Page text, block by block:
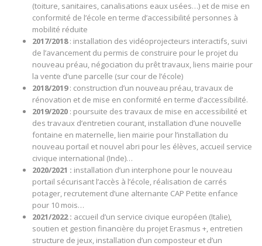
(toiture, sanitaires, canalisations eaux usées…) et de mise en
conformité de l’école en terme d’accessibilité personnes à
mobilité réduite
2017/2018: installation des vidéoprojecteurs interactifs, suivi
de l’avancement du permis de construire pour le projet du
nouveau préau, négociation du prêt travaux, liens mairie pour
la vente d’une parcelle (sur cour de l’école)
2018/2019: construction d’un nouveau préau, travaux de
rénovation et de mise en conformité en terme d’accessibilité.
2019/2020 : poursuite des travaux de mise en accessibilité et
des travaux d’entretien courant, installation d’une nouvelle
fontaine en maternelle, lien mairie pour l’installation du
nouveau portail et nouvel abri pour les élèves, accueil service
civique international (Inde)…
2020/2021 : installation d’un interphone pour le nouveau
portail sécurisant l’accès à l’école, réalisation de carrés
potager, recrutement d’une alternante CAP Petite enfance
pour 10 mois…
2021/2022 : accueil d’un service civique européen (Italie),
soutien et gestion financière du projet Erasmus +, entretien
structure de jeux, installation d’un composteur et d’un